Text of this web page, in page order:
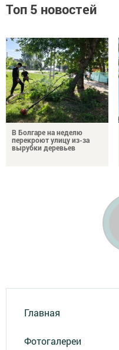
Топ 5 новостей
В Болгаре на неделю
перекроют улицу из-за
вырубки деревьев
Главная
Фотогалереи